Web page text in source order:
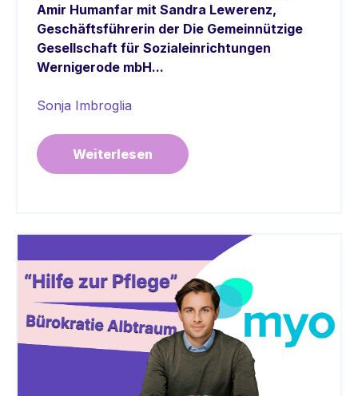
Amir Humanfar mit Sandra Lewerenz,
Geschäftsführerin der Die Gemeinnützige
Gesellschaft für Sozialeinrichtungen
Wernigerode mbH...
Sonja Imbroglia
Weiterlesen